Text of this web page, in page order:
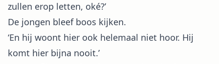
zullen erop letten, oké?’
De jongen bleef boos kijken.
‘En hij woont hier ook helemaal niet hoor. Hij
komt hier bijna nooit.’